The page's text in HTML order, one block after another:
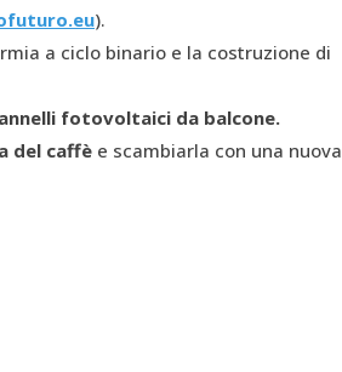
).
a ciclo binario e la costruzione di
fotovoltaici da balcone.
del caffè e scambiarla con una nuova